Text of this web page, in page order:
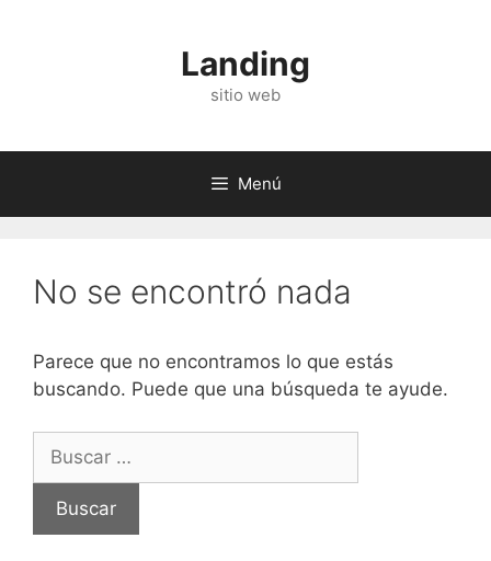
Landing
sitio web
Menú
No se encontró nada
Parece que no encontramos lo que estás
buscando. Puede que una búsqueda te ayude.